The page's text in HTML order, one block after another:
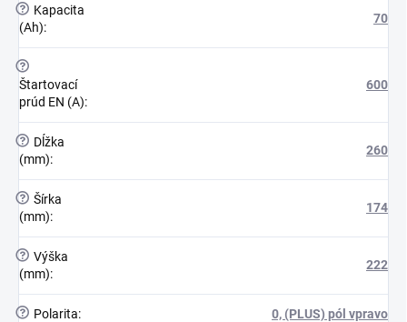
?
Kapacita
(Ah):
70
?
Štartovací
prúd EN (A):
600
?
Dĺžka
(mm):
260
? Šírka
(mm):
174
? Výška
(mm):
222
? Polarita: 0, (PLUS) pól vpravo